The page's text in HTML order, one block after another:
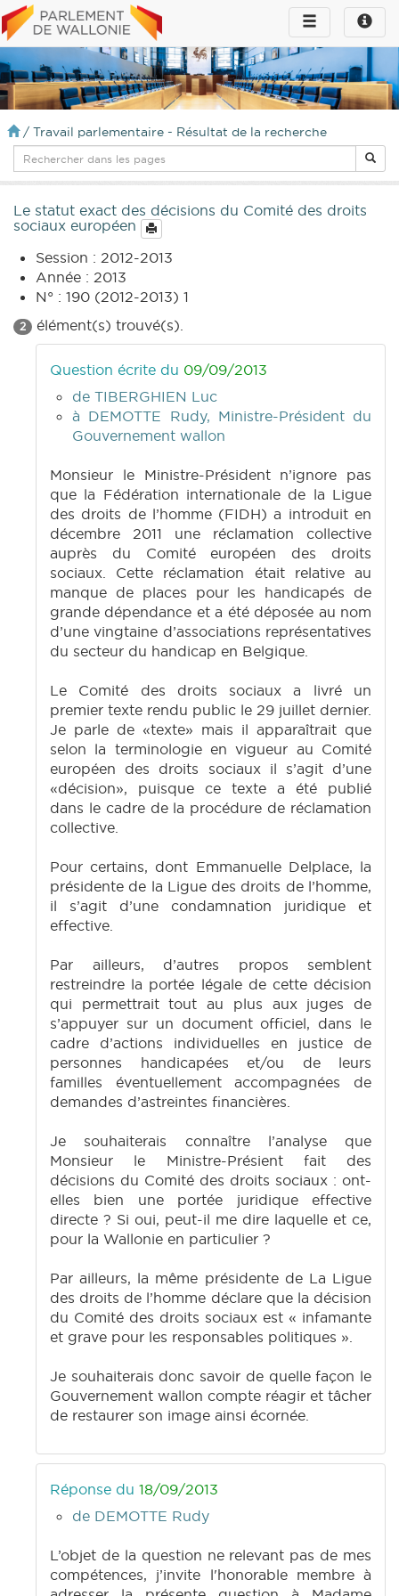
Toggle
infos
Toggle
navigation
/ Travail parlementaire - Résultat de la recherche
Le statut exact des décisions du Comité des droits
sociaux européen
Session : 2012-2013
Année : 2013
N° : 190 (2012-2013) 1
2 élément(s) trouvé(s).
Question écrite du 09/09/2013
de TIBERGHIEN Luc
à DEMOTTE Rudy, Ministre-Président du
Gouvernement wallon
Monsieur le Ministre-Président n’ignore pas
que la Fédération internationale de la Ligue
des droits de l’homme (FIDH) a introduit en
décembre 2011 une réclamation collective
auprès du Comité européen des droits
sociaux. Cette réclamation était relative au
manque de places pour les handicapés de
grande dépendance et a été déposée au nom
d’une vingtaine d’associations représentatives
du secteur du handicap en Belgique.
Le Comité des droits sociaux a livré un
premier texte rendu public le 29 juillet dernier.
Je parle de «texte» mais il apparaîtrait que
selon la terminologie en vigueur au Comité
européen des droits sociaux il s’agit d’une
«décision», puisque ce texte a été publié
dans le cadre de la procédure de réclamation
collective.
Pour certains, dont Emmanuelle Delplace, la
présidente de la Ligue des droits de l’homme,
il s’agit d’une condamnation juridique et
effective.
Par ailleurs, d’autres propos semblent
restreindre la portée légale de cette décision
qui permettrait tout au plus aux juges de
s’appuyer sur un document officiel, dans le
cadre d’actions individuelles en justice de
personnes handicapées et/ou de leurs
familles éventuellement accompagnées de
demandes d’astreintes financières.
Je souhaiterais connaître l’analyse que
Monsieur le Ministre-Présient fait des
décisions du Comité des droits sociaux : ont-
elles bien une portée juridique effective
directe ? Si oui, peut-il me dire laquelle et ce,
pour la Wallonie en particulier ?
Par ailleurs, la même présidente de La Ligue
des droits de l’homme déclare que la décision
du Comité des droits sociaux est « infamante
et grave pour les responsables politiques ».
Je souhaiterais donc savoir de quelle façon le
Gouvernement wallon compte réagir et tâcher
de restaurer son image ainsi écornée.
Réponse du 18/09/2013
de DEMOTTE Rudy
L’objet de la question ne relevant pas de mes
compétences, j’invite l'honorable membre à